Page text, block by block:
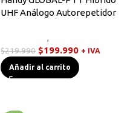
UHF Análogo Autorepetidor
,
$219.990 $199.990 + IVA
Añadir al carrito